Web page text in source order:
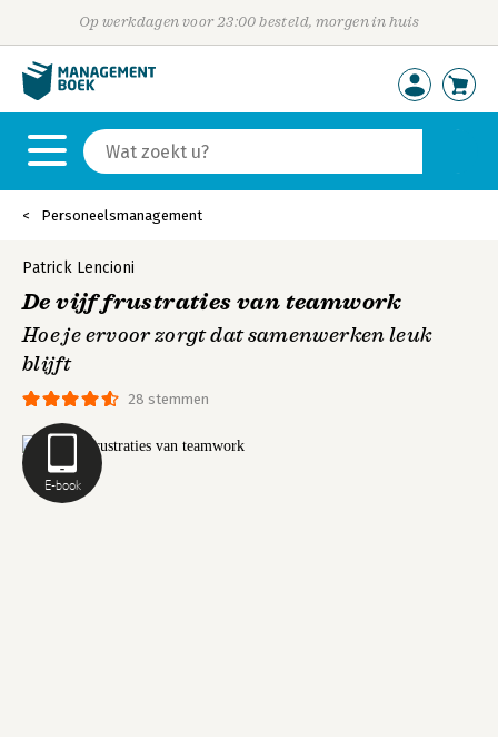
Op werkdagen voor 23:00 besteld, morgen in huis
Personeelsmanagement
E-book
28 stemmen
Patrick Lencioni
De vijf frustraties van teamwork
Hoe je ervoor zorgt dat samenwerken leuk
blijft